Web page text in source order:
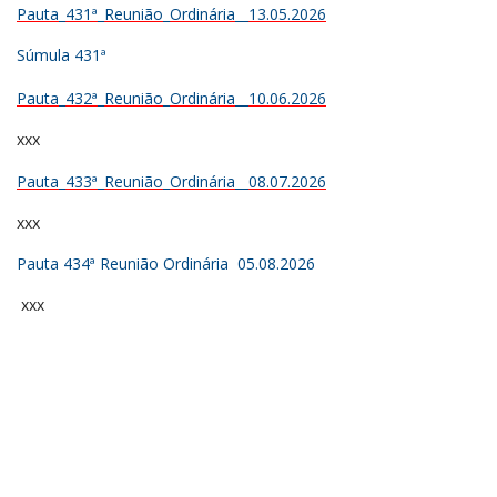
Pauta_431ª_Reunião_Ordinária__13.05.2026
Súmula 431ª
Pauta_432ª_Reunião_Ordinária__10.06.2026
xxx
Pauta_433ª_Reunião_Ordinária__08.07.2026
xxx
Pauta 434ª Reunião Ordinária 05.08.2026
xxx